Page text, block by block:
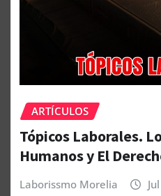
ARTÍCULOS
Tópicos Laborales.
Humanos y El
Laborissmo Morelia